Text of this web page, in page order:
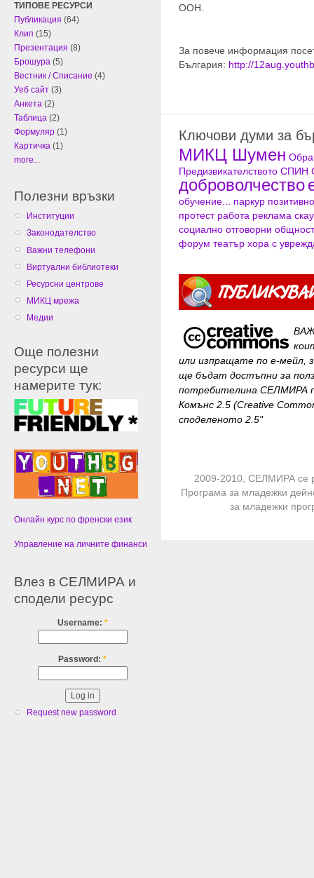
ТИПОВЕ РЕСУРСИ
Публикация (64)
Клип (15)
Презентация (8)
Брошура (5)
Вестник / Списание (4)
Уеб сайт (3)
Анкета (2)
Таблица (2)
Формуляр (1)
Картичка (1)
more...
Полезни връзки
Институции
Законодателство
Важни телефони
Виртуални библиотеки
Ресурсни центрове
МИКЦ мрежа
Медии
Още полезни
ресурси ще
намерите тук:
Онлайн курс по френски език
Управление на личните финанси
Влез в СЕЛМИРА и
сподели ресурс
Username: *
Password: *
Request new password
ООН.
За повече информация
България: http://
Ключови думи за
МИКЦ Шумен
Предизвикателството СПИН
доброволчество
обучение... паркур позитивно
протест работа реклама
социално отговорни
форум театър хора с
или изпращате по е-мейл,
ще бъдат достъпни за
потребителина СЕЛМИРА
Комънс 2.5 (Creative
споделеното 2.5"
2009-2010, СЕЛМИРА се
Програма за младежки
за младежки